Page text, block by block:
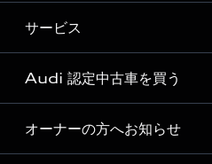
デジタルサービス
試乗車・展示車検索
見積り依頼
試乗予約
特別仕様モデル / 限定モデル
e-tronラインアップ
価格シミュレーション
車両比較
純正アクセサリー
オンラインショップ
Audi collection
アウディナビアプリ
サービス
サービス入庫予約
サービスプログラム
メンテナンス
Audi 認定中古車を買う
Audi認定中古車
オーナーの方へお知らせ